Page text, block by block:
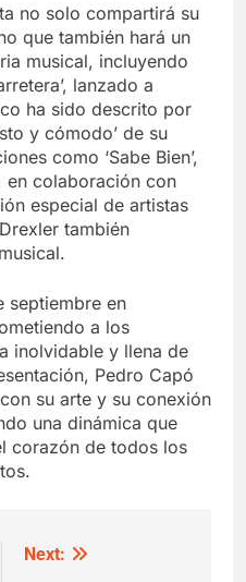
no solo compartirá su
que también hará un
musical, incluyendo
lanzado a
ha sido descrito por
y cómodo’ de su
como ‘Sabe Bien’,
en colaboración con
especial de artistas
también
septiembre en
a los
inolvidable y llena de
Pedro Capó
su arte y su conexión
una dinámica que
corazón de todos los
Next: